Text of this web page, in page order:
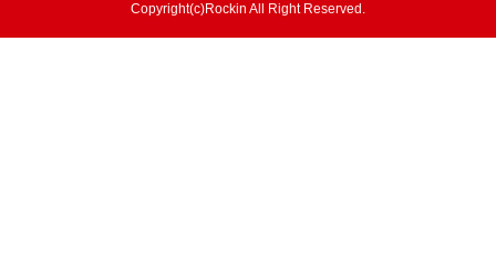
Copyright(c)Rockin All Right Reserved.